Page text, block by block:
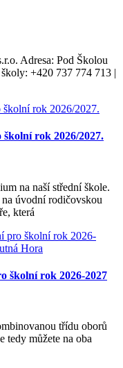
Adresa: Pod Školou
+420 737 774 713 |
rok 2026/2027.
na naší střední škole.
úvodní rodičovskou
která
školní rok 2026-2027
třídu oborů
tedy můžete na oba